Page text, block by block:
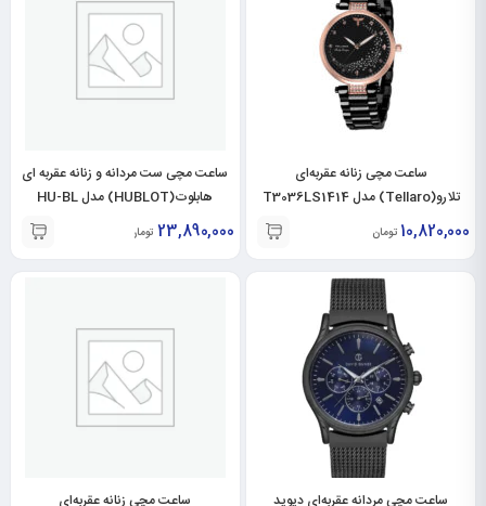
ساعت مچی زنانه عقربه‌ای
تلارو(Tellaro) مدل T3036LS1414
10,820,000 تومان
ساعت مچی ست مردانه و زنانه عقربه ای
هابلوت(HUBLOT) مدل HU-BL
23,890,000 تومان
ساعت مچی مردانه عقربه‌ای دیوید
ساعت مچی زنانه عقربه‌ای